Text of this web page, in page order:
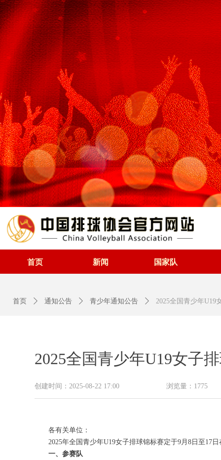
首页 新闻 国家队
2025全国青少年U19女子
各有关单位：
2025年全国青少年U19女子排球锦标赛定于9月8日至17
一、参赛队
创建时间： 2025-08-22 17:00 浏览量： 1775
首页 ꄲ 通知公告 ꄲ 青少年通知公告 ꄲ 2025全国青少年U19